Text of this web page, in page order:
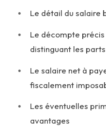
Le détail du salaire
Le décompte
distinguant les
Le salaire net à
fiscalement
Les éventuelles
avantages